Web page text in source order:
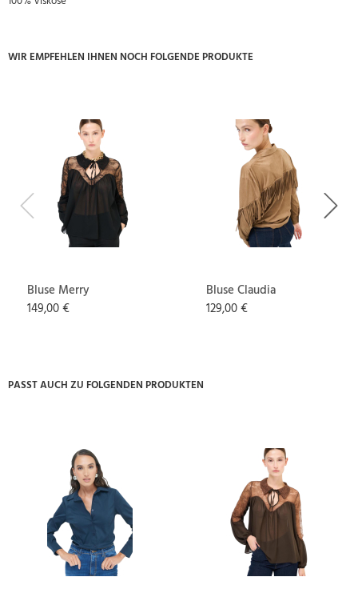
WIR EMPFEHLEN IHNEN NOCH FOLGENDE PRODUKTE
Previous
Bluse Merry
149,00 €
Bluse Claudia
129,00 €
Next
PASST AUCH ZU FOLGENDEN PRODUKTEN